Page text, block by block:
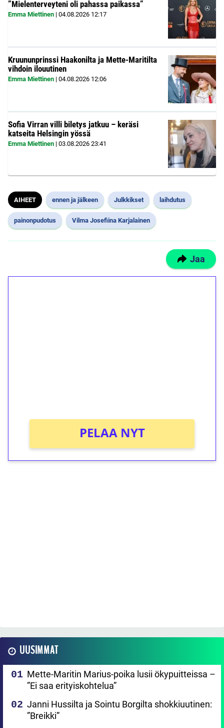
”Mielenterveyteni oli pahassa paikassa”
Emma Miettinen | 04.08.2026 12:17
Kruununprinssi Haakonilta ja Mette-Maritilta
vihdoin ilouutinen
Emma Miettinen | 04.08.2026 12:06
Sofia Virran villi biletys jatkuu – keräsi
katseita Helsingin yössä
Emma Miettinen | 03.08.2026 23:41
AIHEET ennen ja jälkeen Julkkikset laihdutus
painonpudotus Vilma Josefiina Karjalainen
Jaa
PELAA NYT
UUSIMMAT
Mette-Maritin Marius-poika lusii ökypuitteissa –
”Ei saa erityiskohtelua”
Janni Hussilta ja Sointu Borgilta shokkiuutinen:
”Breikki”